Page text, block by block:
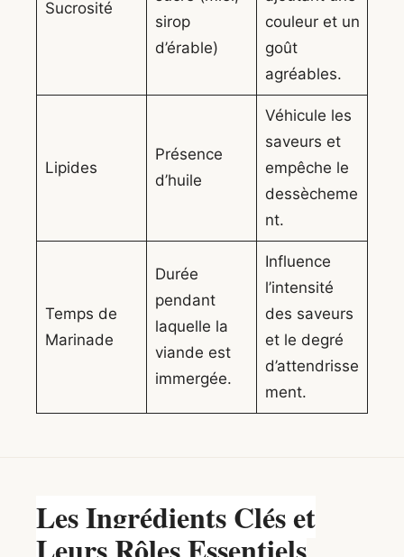
Sucrosité
sirop
d’érable)
couleur et un
goût
agréables.
Lipides
Présence
d’huile
Véhicule les
saveurs et
empêche le
dessècheme
nt.
Temps de
Marinade
Durée
pendant
laquelle la
viande est
immergée.
Influence
l’intensité
des saveurs
et le degré
d’attendrisse
ment.
Les Ingrédients Clés et